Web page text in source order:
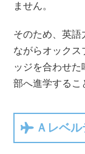
ません。
そのため、英語
ながらオックス
ッジを合わせ
部へ進学するこ
Ａレベル